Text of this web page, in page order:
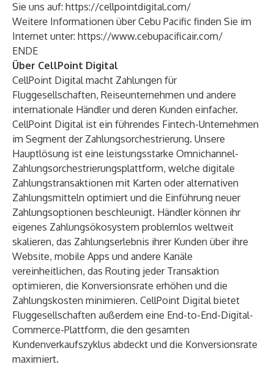
Sie uns auf: https://cellpointdigital.com/
Weitere Informationen über Cebu Pacific finden Sie im
Internet unter: https://www.cebupacificair.com/
ENDE
Über CellPoint Digital
CellPoint Digital macht Zahlungen für
Fluggesellschaften, Reiseunternehmen und andere
internationale Händler und deren Kunden einfacher.
CellPoint Digital ist ein führendes Fintech-Unternehmen
im Segment der Zahlungsorchestrierung. Unsere
Hauptlösung ist eine leistungsstarke Omnichannel-
Zahlungsorchestrierungsplattform, welche digitale
Zahlungstransaktionen mit Karten oder alternativen
Zahlungsmitteln optimiert und die Einführung neuer
Zahlungsoptionen beschleunigt. Händler können ihr
eigenes Zahlungsökosystem problemlos weltweit
skalieren, das Zahlungserlebnis ihrer Kunden über ihre
Website, mobile Apps und andere Kanäle
vereinheitlichen, das Routing jeder Transaktion
optimieren, die Konversionsrate erhöhen und die
Zahlungskosten minimieren. CellPoint Digital bietet
Fluggesellschaften außerdem eine End-to-End-Digital-
Commerce-Plattform, die den gesamten
Kundenverkaufszyklus abdeckt und die Konversionsrate
maximiert.